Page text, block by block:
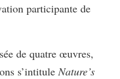
participante de
de quatre œuvres,
s’intitule Nature’s